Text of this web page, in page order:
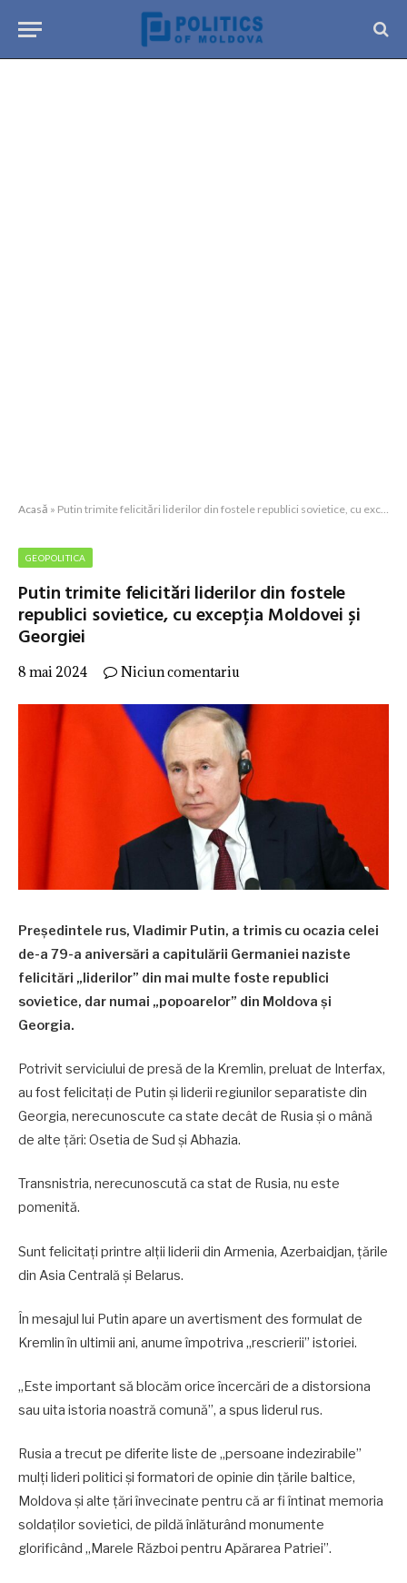
Acasă » Putin trimite felicitări liderilor din fostele republici sovietice, cu excepția Moldovei și Georgiei
GEOPOLITICA
Putin trimite felicitări liderilor din fostele
republici sovietice, cu excepția Moldovei și
Georgiei
8 mai 2024 Niciun comentariu
Președintele rus, Vladimir Putin, a trimis cu ocazia celei
de-a 79-a aniversări a capitulării Germaniei naziste
felicitări „liderilor” din mai multe foste republici
sovietice, dar numai „popoarelor” din Moldova și
Georgia.
Potrivit serviciului de presă de la Kremlin, preluat de Interfax,
au fost felicitați de Putin și liderii regiunilor separatiste din
Georgia, nerecunoscute ca state decât de Rusia și o mână
de alte țări: Osetia de Sud și Abhazia.
Transnistria, nerecunoscută ca stat de Rusia, nu este
pomenită.
Sunt felicitați printre alții liderii din Armenia, Azerbaidjan, țările
din Asia Centrală și Belarus.
În mesajul lui Putin apare un avertisment des formulat de
Kremlin în ultimii ani, anume împotriva „rescrierii” istoriei.
„Este important să blocăm orice încercări de a distorsiona
sau uita istoria noastră comună”, a spus liderul rus.
Rusia a trecut pe diferite liste de „persoane indezirabile”
mulți lideri politici și formatori de opinie din țările baltice,
Moldova și alte țări învecinate pentru că ar fi întinat memoria
soldaților sovietici, de pildă înlăturând monumente
glorificând „Marele Război pentru Apărarea Patriei”.